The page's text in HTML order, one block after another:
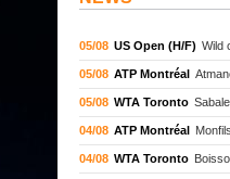
05/08 US Open (H/F) Wild
05/08 ATP Montréal
05/08 WTA Toronto
04/08 ATP Montréal
04/08 WTA Toronto